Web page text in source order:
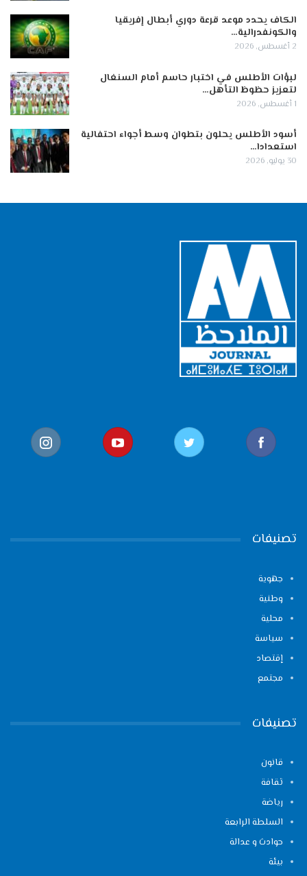
الكاف يحدد موعد قرعة دوري أبطال إفريقيا
والكونفدرالية…
2 أغسطس, 2026
لبؤات الأطلس في اختبار حاسم أمام السنغال
لتعزيز حظوظ التأهل…
1 أغسطس, 2026
أسود الأطلس يحلون بتطوان وسط أجواء احتفالية
استعدادا…
30 يوليو, 2026
تصنيفات
جهوية
وطنية
محلية
سياسة
إقتصاد
مجتمع
تصنيفات
قانون
ثقافة
رياضة
السلطة الرابعة
حوادث و عدالة
بيئة